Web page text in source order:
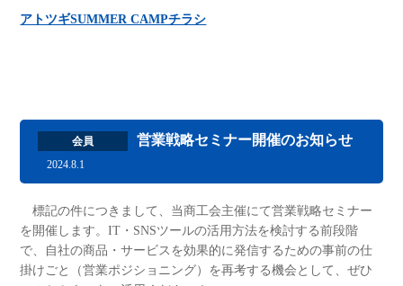
アトツギSUMMER CAMPチラシ
会員 営業戦略セミナー開催のお知らせ
2024.8.1
標記の件につきまして、当商工会主催にて営業戦略セミナー
を開催します。IT・SNSツールの活用方法を検討する前段階
で、自社の商品・サービスを効果的に発信するための事前の仕
掛けごと（営業ポジショニング）を再考する機会として、ぜひ